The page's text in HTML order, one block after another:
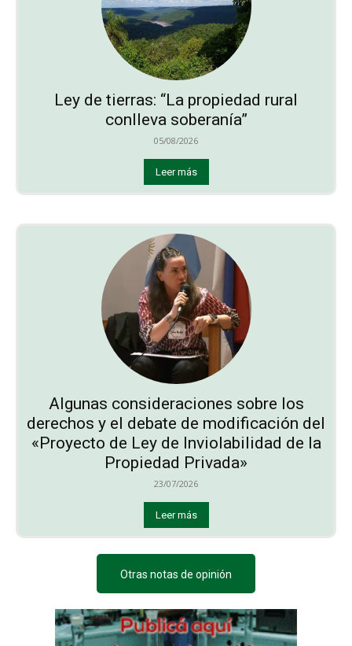
Ley de tierras: “La propiedad rural
conlleva soberanía”
05/08/2026
Leer más
Algunas consideraciones sobre los
derechos y el debate de modificación del
«Proyecto de Ley de Inviolabilidad de la
Propiedad Privada»
23/07/2026
Leer más
Otras notas de opinión